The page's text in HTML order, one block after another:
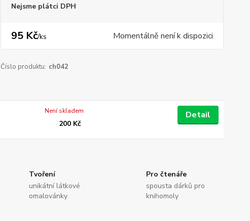
Nejsme plátci DPH
95 Kč/ks Momentálně není k dispozici
Číslo produktu: ch042
200 Kč
Není skladem Detail
Tvoření
unikátní látkové
omalovánky
Pro čtenáře
spousta dárků pro
knihomoly